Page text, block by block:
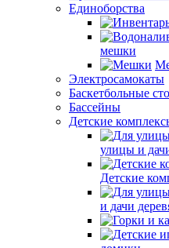
Единоборства
мешки
Электросамокаты
Баскетбольные
Бассейны
Детские
улицы и
Детские
и дачи